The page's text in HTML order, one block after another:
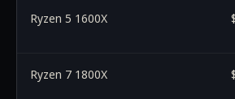
Ryzen 5 1600X
Ryzen 7 1800X